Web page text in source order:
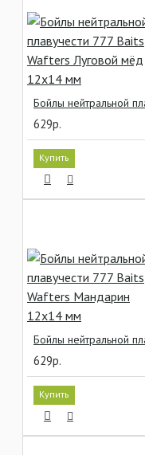
629р.
Купить
629р.
Купить